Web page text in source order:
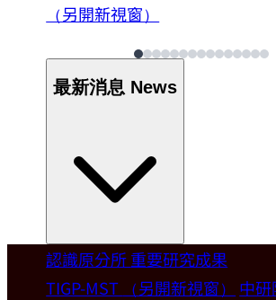
（另開新視窗）
最新消息 News
Welcome
認識原分所重要研究成果
TIGP-MST （另開新視窗）
中